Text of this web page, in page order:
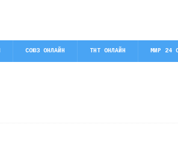
СОЮЗ ОНЛАЙН ТНТ ОНЛАЙН МИР 24